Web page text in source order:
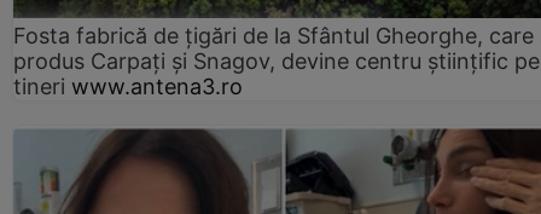
Fosta fabrică de țigări de la Sfântul Gheorghe, care
produs Carpați și Snagov, devine centru științific
tineri www.antena3.ro